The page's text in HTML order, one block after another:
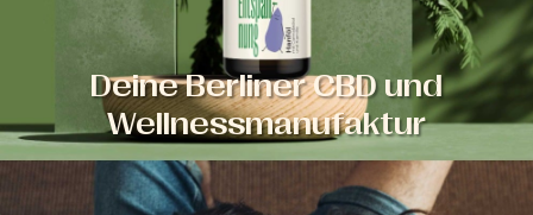
Deine Berliner CBD und
Wellnessmanufaktur